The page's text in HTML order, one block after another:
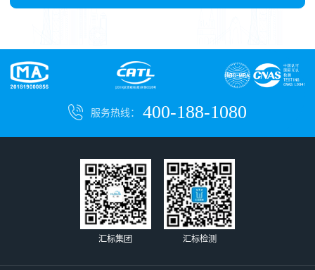
服务热线： 400-188-1080
汇标集团 汇标检测